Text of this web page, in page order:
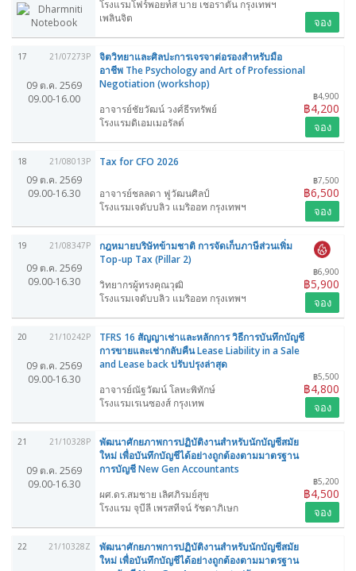
โรงแรมโฟร์พอยท์ส บาย เชอราตัน กรุงเทพฯ
เพลินจิต
จอง
17 21/07273P
09 ต.ค. 2569
09.00-16.00
จิตวิทยาและศิลปะการเจรจาต่อรองสำหรับมือ
อาชีพ The Psychology and Art of Professional
Negotiation (workshop)
฿4,900
฿4,200
อาจารย์ชัยวัฒน์ วงศ์ธีรทรัพย์
โรงแรมดิเอมเมอรัลด์
จอง
18 21/08013P
09 ต.ค. 2569
09.00-16.30
Tax for CFO 2026
฿7,500
฿6,500
อาจารย์ชลลดา ฟูวัฒนศิลป์
โรงแรมเจดับบลิว แมริออท กรุงเทพฯ
จอง
19 21/08347P
09 ต.ค. 2569
09.00-16.30
กฎหมายบริษัทข้ามชาติ การจัดเก็บภาษีส่วนเพิ่ม
Top-up Tax (Pillar 2)
฿6,900
฿5,900
วิทยากรผู้ทรงคุณวุฒิ
โรงแรมเจดับบลิว แมริออท กรุงเทพฯ
จอง
20 21/10242P
09 ต.ค. 2569
09.00-16.30
TFRS 16 สัญญาเช่าและหลักการ วิธีการบันทึกบัญชี
การขายและเช่ากลับคืน Lease Liability in a Sale
and Lease back ปรับปรุงล่าสุด
฿5,500
฿4,800
อาจารย์ณัฐวัฒน์ โลหะพิทักษ์
โรงแรมเรเนซองส์ กรุงเทพ
จอง
21 21/10328P
09 ต.ค. 2569
09.00-16.30
พัฒนาศักยภาพการปฏิบัติงานสำหรับนักบัญชีสมัย
ใหม่ เพื่อบันทึกบัญชีได้อย่างถูกต้องตามมาตรฐาน
การบัญชี New Gen Accountants
฿5,200
฿4,500
ผศ.ดร.สมชาย เลิศภิรมย์สุข
โรงแรม จุบีลี เพรสทีจน์ รัชดาภิเษก
จอง
22 21/10328Z
พัฒนาศักยภาพการปฏิบัติงานสำหรับนักบัญชีสมัย
ใหม่ เพื่อบันทึกบัญชีได้อย่างถูกต้องตามมาตรฐาน